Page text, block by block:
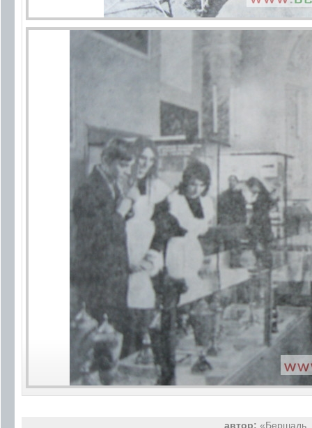
автор: «Бершадь.